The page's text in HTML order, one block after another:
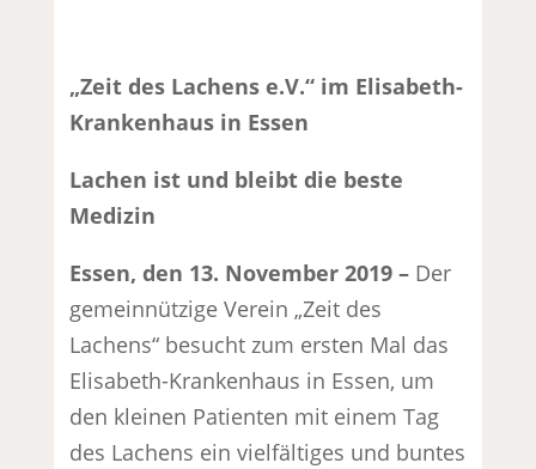
„Zeit des Lachens e.V.“ im Elisabeth-
Krankenhaus in Essen
Lachen ist und bleibt die beste
Medizin
Essen, den 13. November 2019 – Der
gemeinnützige Verein „Zeit des
Lachens“ besucht zum ersten Mal das
Elisabeth-Krankenhaus in Essen, um
den kleinen Patienten mit einem Tag
des Lachens ein vielfältiges und buntes